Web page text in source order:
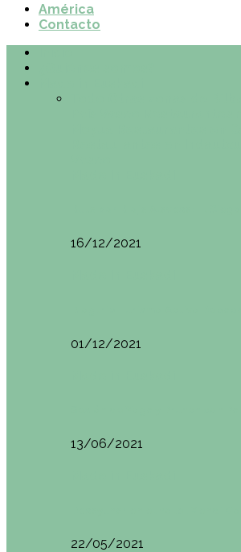
América
Contacto
16/12/2021
01/12/2021
13/06/2021
22/05/2021